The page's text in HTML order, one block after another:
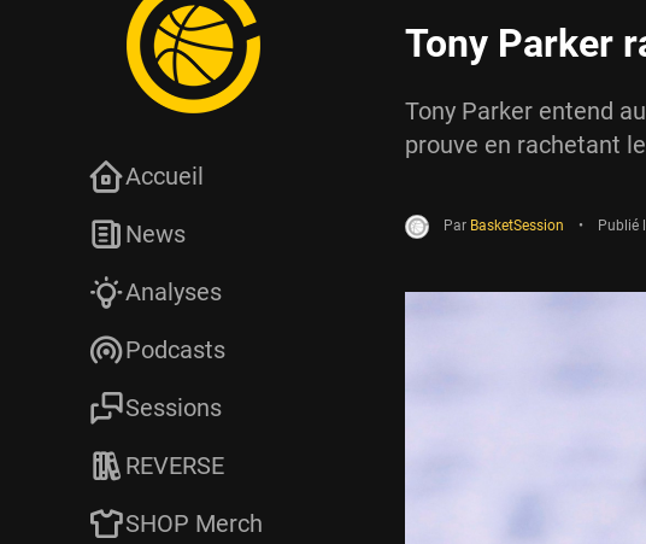
Tony Parker
Tony Parker entend
prouve en rachetant
Par BasketSession • Publié
Accueil
News
Analyses
Podcasts
Sessions
REVERSE
SHOP Merch